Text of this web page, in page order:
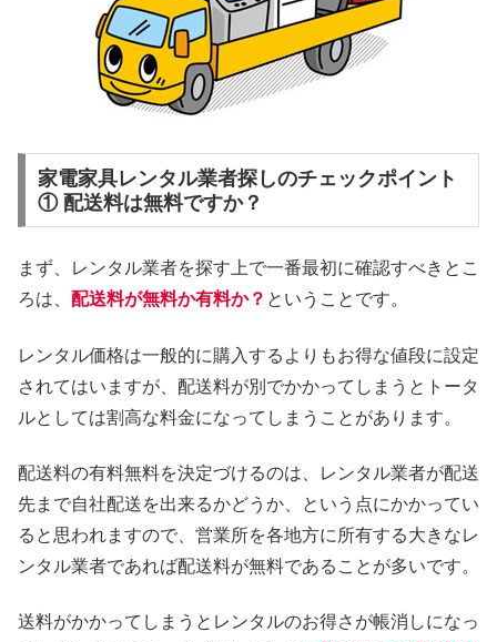
家電家具レンタル業者探しのチェックポイント
① 配送料は無料ですか？
まず、レンタル業者を探す上で一番最初に確認すべきとこ
ろは、 配送料が無料か有料か？ ということです。
レンタル価格は一般的に購入するよりもお得な値段に設定
されてはいますが、配送料が別でかかってしまうとトータ
ルとしては割高な料金になってしまうことがあります。
配送料の有料無料を決定づけるのは、レンタル業者が配送
先まで自社配送を出来るかどうか、という点にかかってい
ると思われますので、営業所を各地方に所有する大きなレ
ンタル業者であれば配送料が無料であることが多いです。
送料がかかってしまうとレンタルのお得さが帳消しになっ